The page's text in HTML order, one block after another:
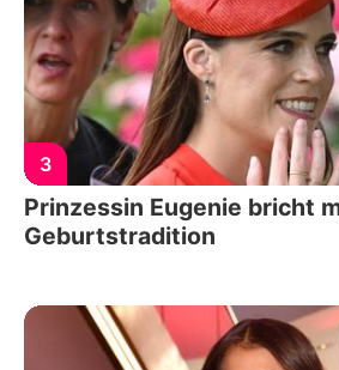
3
Prinzessin Eugenie bricht
Geburtstradition